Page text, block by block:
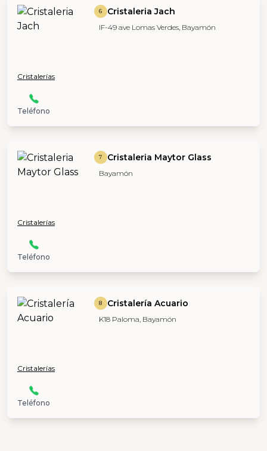
6 Cristaleria Jach
IF-49 ave Lomas Verdes, Bayamón
Cristalerías
Teléfono
7 Cristaleria Maytor Glass
Bayamón
Cristalerías
Teléfono
8 Cristalería Acuario
K18 Paloma, Bayamón
Cristalerías
Teléfono